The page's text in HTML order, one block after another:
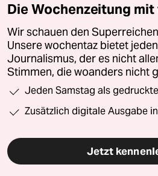
Die Wochenzeitung
Wir schauen den
Unsere wochentaz bietet
Journalismus, der es nicht
Stimmen, die woanders nicht
Jeden Samstag als
Zusätzlich digitale Ausgabe
Jetzt